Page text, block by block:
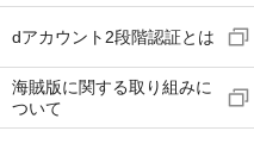
dアカウント2段階認証とは
海賊版に関する取り組みに
ついて